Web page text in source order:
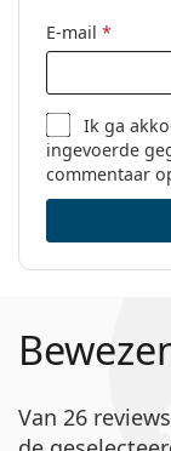
E-mail *
Ik ga
ingevoerde
commentaar
Van 26